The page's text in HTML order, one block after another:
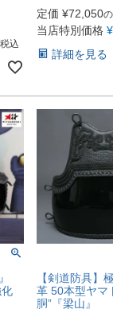
税込
定価 ¥72,050
当店特別価格 ¥
詳細を見る
化
【剣道防具】
革 50本型ヤマ
胴”『梁山』